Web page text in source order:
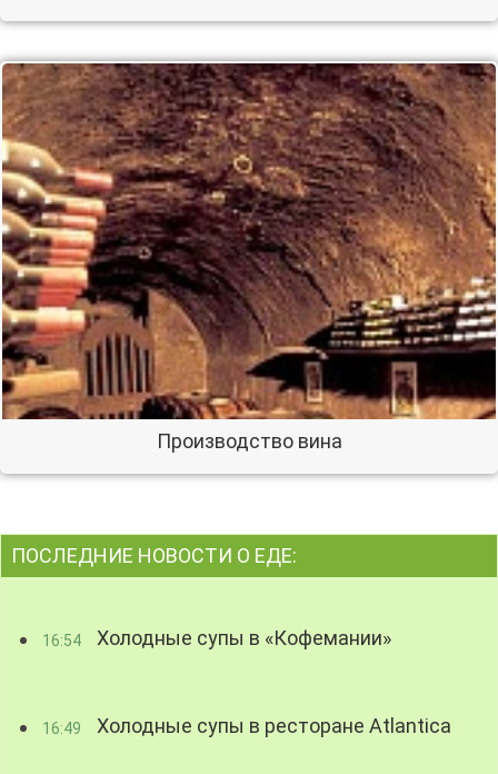
Производство вина
ПОСЛЕДНИЕ НОВОСТИ О ЕДЕ:
16:54 Холодные супы в «Кофемании»
16:49 Холодные супы в ресторане Atlantica